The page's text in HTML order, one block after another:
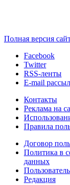
Полная версия
Facebook
Twitter
RSS-ленты
E-mail
Контакты
Реклама на
Правила
Договор
Политика в
данных
Редакция